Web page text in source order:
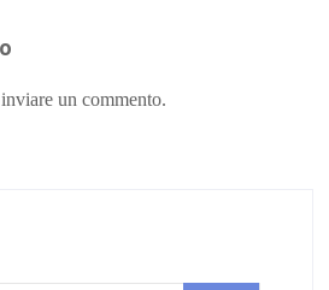
un commento.